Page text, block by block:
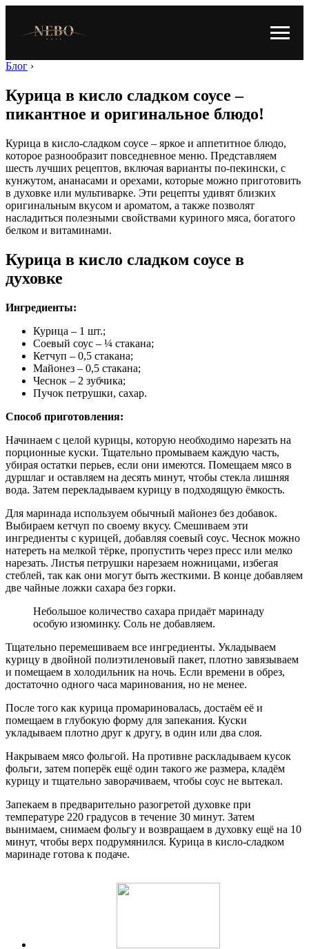
Блог ›
Курица в кисло сладком соусе –
пикантное и оригинальное блюдо!
Курица в кисло-сладком соусе – яркое и аппетитное блюдо,
которое разнообразит повседневное меню. Представляем
шесть лучших рецептов, включая варианты по-пекински, с
кунжутом, ананасами и орехами, которые можно приготовить
в духовке или мультиварке. Эти рецепты удивят близких
оригинальным вкусом и ароматом, а также позволят
насладиться полезными свойствами куриного мяса, богатого
белком и витаминами.
Курица в кисло сладком соусе в
духовке
Ингредиенты:
Курица – 1 шт.;
Соевый соус – ¼ стакана;
Кетчуп – 0,5 стакана;
Майонез – 0,5 стакана;
Чеснок – 2 зубчика;
Пучок петрушки, сахар.
Способ приготовления:
Начинаем с целой курицы, которую необходимо нарезать на
порционные куски. Тщательно промываем каждую часть,
убирая остатки перьев, если они имеются. Помещаем мясо в
дуршлаг и оставляем на десять минут, чтобы стекла лишняя
вода. Затем перекладываем курицу в подходящую ёмкость.
Для маринада используем обычный майонез без добавок.
Выбираем кетчуп по своему вкусу. Смешиваем эти
ингредиенты с курицей, добавляя соевый соус. Чеснок можно
натереть на мелкой тёрке, пропустить через пресс или мелко
нарезать. Листья петрушки нарезаем ножницами, избегая
стеблей, так как они могут быть жесткими. В конце добавляем
две чайные ложки сахара без горки.
Небольшое количество сахара придаёт маринаду
особую изюминку. Соль не добавляем.
Тщательно перемешиваем все ингредиенты. Укладываем
курицу в двойной полиэтиленовый пакет, плотно завязываем
и помещаем в холодильник на ночь. Если времени в обрез,
достаточно одного часа маринования, но не менее.
После того как курица промариновалась, достаём её и
помещаем в глубокую форму для запекания. Куски
укладываем плотно друг к другу, в один или два слоя.
Накрываем мясо фольгой. На противне раскладываем кусок
фольги, затем поперёк ещё один такого же размера, кладём
курицу и тщательно заворачиваем, чтобы соус не вытекал.
Запекаем в предварительно разогретой духовке при
температуре 220 градусов в течение 30 минут. Затем
вынимаем, снимаем фольгу и возвращаем в духовку ещё на 10
минут, чтобы верх подрумянился. Курица в кисло-сладком
маринаде готова к подаче.